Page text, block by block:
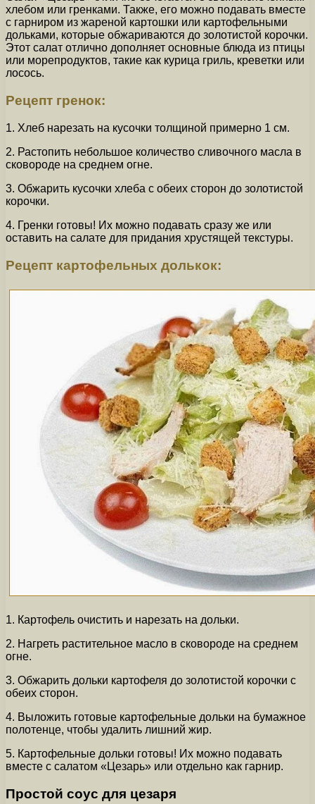
хлебом или гренками. Также, его можно подавать вместе
с гарниром из жареной картошки или картофельными
дольками, которые обжариваются до золотистой корочки.
Этот салат отлично дополняет основные блюда из птицы
или морепродуктов, такие как курица гриль, креветки или
лосось.
Рецепт гренок:
1. Хлеб нарезать на кусочки толщиной примерно 1 см.
2. Растопить небольшое количество сливочного масла в
сковороде на среднем огне.
3. Обжарить кусочки хлеба с обеих сторон до золотистой
корочки.
4. Гренки готовы! Их можно подавать сразу же или
оставить на салате для придания хрустящей текстуры.
Рецепт картофельных долькок:
1. Картофель очистить и нарезать на дольки.
2. Нагреть растительное масло в сковороде на среднем
огне.
3. Обжарить дольки картофеля до золотистой корочки с
обеих сторон.
4. Выложить готовые картофельные дольки на бумажное
полотенце, чтобы удалить лишний жир.
5. Картофельные дольки готовы! Их можно подавать
вместе с салатом «Цезарь» или отдельно как гарнир.
Простой соус для цезаря